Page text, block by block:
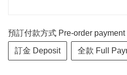
預訂付款方式 Pre-order payment
訂金 Deposit 全款 Full